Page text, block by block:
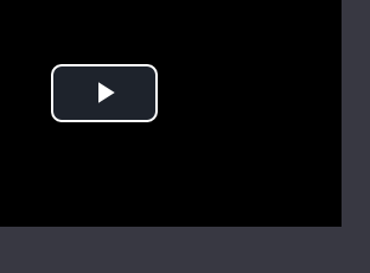
Думки
Вакансії
Play